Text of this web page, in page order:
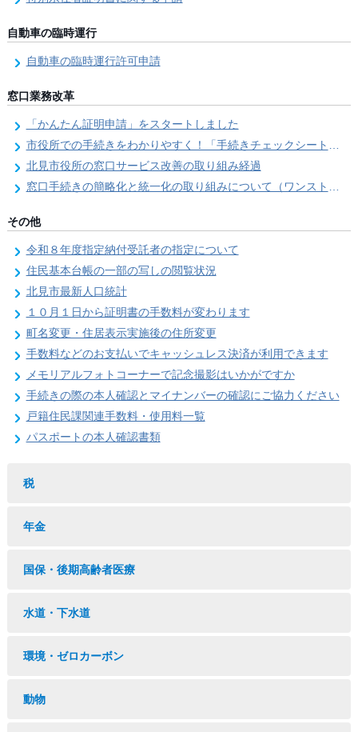
自動車の臨時運行
自動車の臨時運行許可申請
窓口業務改革
「かんたん証明申請」をスタートしました
市役所での手続きをわかりやすく！「手続きチェックシート」を導入しました
北見市役所の窓口サービス改善の取り組み経過
窓口手続きの簡略化と統一化の取り組みについて（ワンストップサービス推進事業）
その他
令和８年度指定納付受託者の指定について
住民基本台帳の一部の写しの閲覧状況
北見市最新人口統計
１０月１日から証明書の手数料が変わります
町名変更・住居表示実施後の住所変更
手数料などのお支払いでキャッシュレス決済が利用できます
メモリアルフォトコーナーで記念撮影はいかがですか
手続きの際の本人確認とマイナンバーの確認にご協力ください
戸籍住民課関連手数料・使用料一覧
パスポートの本人確認書類
税
年金
国保・後期高齢者医療
水道・下水道
環境・ゼロカーボン
動物